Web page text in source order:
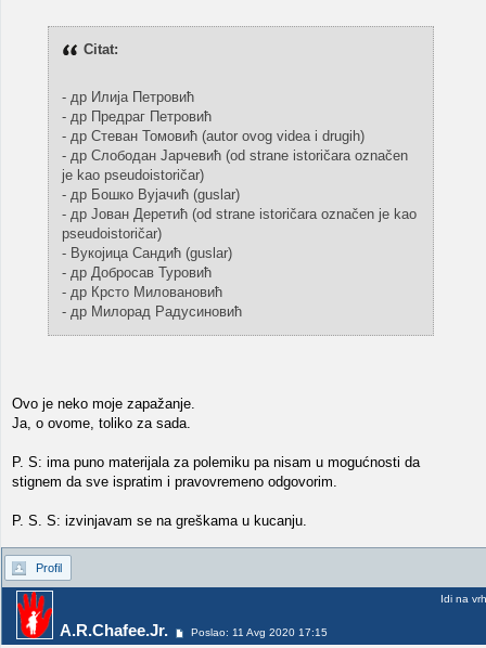
Citat:
- др Илија Петровић
- др Предраг Петровић
- др Стеван Томовић (autor ovog videa i drugih)
- др Слободан Јарчевић (od strane istoričara označen
je kao pseudoistoričar)
- др Бошко Вујачић (guslar)
- др Јован Деретић (od strane istoričara označen je kao
pseudoistoričar)
- Вукојица Сандић (guslar)
- др Добросав Туровић
- др Крсто Миловановић
- др Милорад Радусиновић
Ovo je neko moje zapažanje.
Ja, o ovome, toliko za sada.
P. S: ima puno materijala za polemiku pa nisam u mogućnosti da
stignem da sve ispratim i pravovremeno odgovorim.
P. S. S: izvinjavam se na greškama u kucanju.
Profil
A.R.Chafee.Jr. Poslao: 11 Avg 2020 17:15
Idi na vrh